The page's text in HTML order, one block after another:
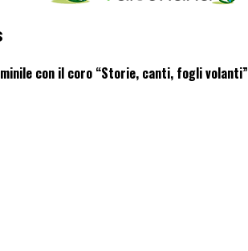
con il coro “Storie, canti, fogli volanti”